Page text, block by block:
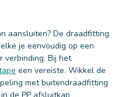
aansluiten? De draadfitting
je eenvoudig op een
verbinding. Bij het
een vereiste. Wikkel de
met buitendraadfitting
de PP afsluitkap